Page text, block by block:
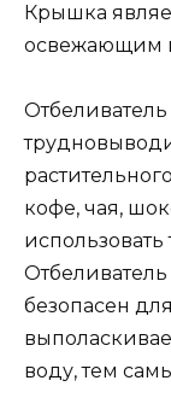
Крышка
освежающим
кофе, чая,
безопасен
воду, тем